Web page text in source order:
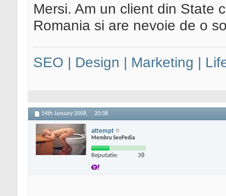
Mersi. Am un client din State
Romania si are nevoie de o
SEO | Design | Marketing |
14th January 2008, 20:38
attempt
Membru SeoPedia
Reputatie: 38